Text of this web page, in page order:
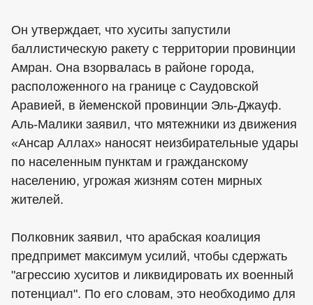
Он утверждает, что хуситы запустили
баллистическую ракету с территории провинции
Амран. Она взорвалась в районе города,
расположенного на границе с Саудовской
Аравией, в йеменской провинции Эль-Джауф.
Аль-Малики заявил, что мятежники из движения
«Ансар Аллах» наносят неизбирательные удары
по населенным пунктам и гражданскому
населению, угрожая жизням сотен мирных
жителей.
Полковник заявил, что арабская коалиция
предпримет максимум усилий, чтобы сдержать
"агрессию хуситов и ликвидировать их военный
потенциал". По его словам, это необходимо для